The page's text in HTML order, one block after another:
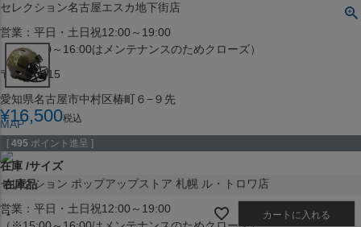
セレクション名古屋エスカ地下街店
営業：平日・土日祝12:00～19:00
（※15:00～16:00はメンテナンスのためクローズ）
〒453-0015
愛知県名古屋市中村区椿町６−９先
MAP
SHOP
セレクション ポップアップストア 札幌 ル・トロワ店
営業：平日・土日祝12:00～19:00
¥16,500税込
[ 495 ポイント進呈 ]
在庫 サイズ
在庫品
- カートに入れる